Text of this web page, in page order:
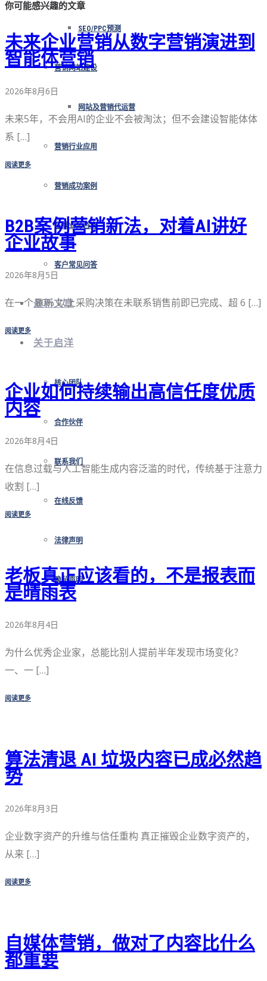
SEO/PPC预测
营销网站建设
网站及营销代运营
营销行业应用
营销成功案例
在线业务咨询
客户常见问答
最新文章
关于启洋
核心团队
合作伙伴
联系我们
在线反馈
法律声明
隐私声明
你可能感兴趣的文章
未来企业营销从数字营销演进到
智能体营销
2026年8月6日
未来5年，不会用AI的企业不会被淘汰；但不会建设智能体体
系 […]
阅读更多
B2B案例营销新法，对着AI讲好
企业故事
2026年8月5日
在一个 80% 以上采购决策在未联系销售前即已完成、超 6 […]
阅读更多
企业如何持续输出高信任度优质
内容
2026年8月4日
在信息过载与人工智能生成内容泛滥的时代，传统基于注意力
收割 […]
阅读更多
老板真正应该看的，不是报表而
是晴雨表
2026年8月4日
为什么优秀企业家，总能比别人提前半年发现市场变化？
一、一 […]
阅读更多
算法清退 AI 垃圾内容已成必然趋
势
2026年8月3日
企业数字资产的升维与信任重构 真正摧毁企业数字资产的，
从来 […]
阅读更多
自媒体营销，做对了内容比什么
都重要